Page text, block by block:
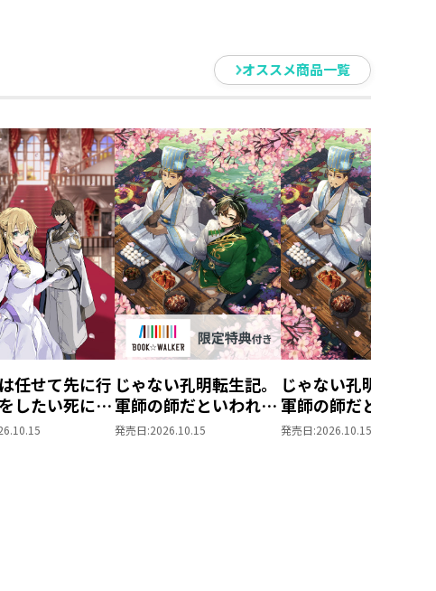
オススメ商品一覧
任せて先に行
したい死にた
まぬ宇宙下剋
じゃない孔明転生記。
軍師の師だといわれま
しても
発売日:2026.10.15
じゃない孔明転生記
軍師の師だといわれ
しても5
発売日:2026.10.15